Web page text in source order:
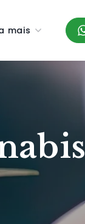
mais